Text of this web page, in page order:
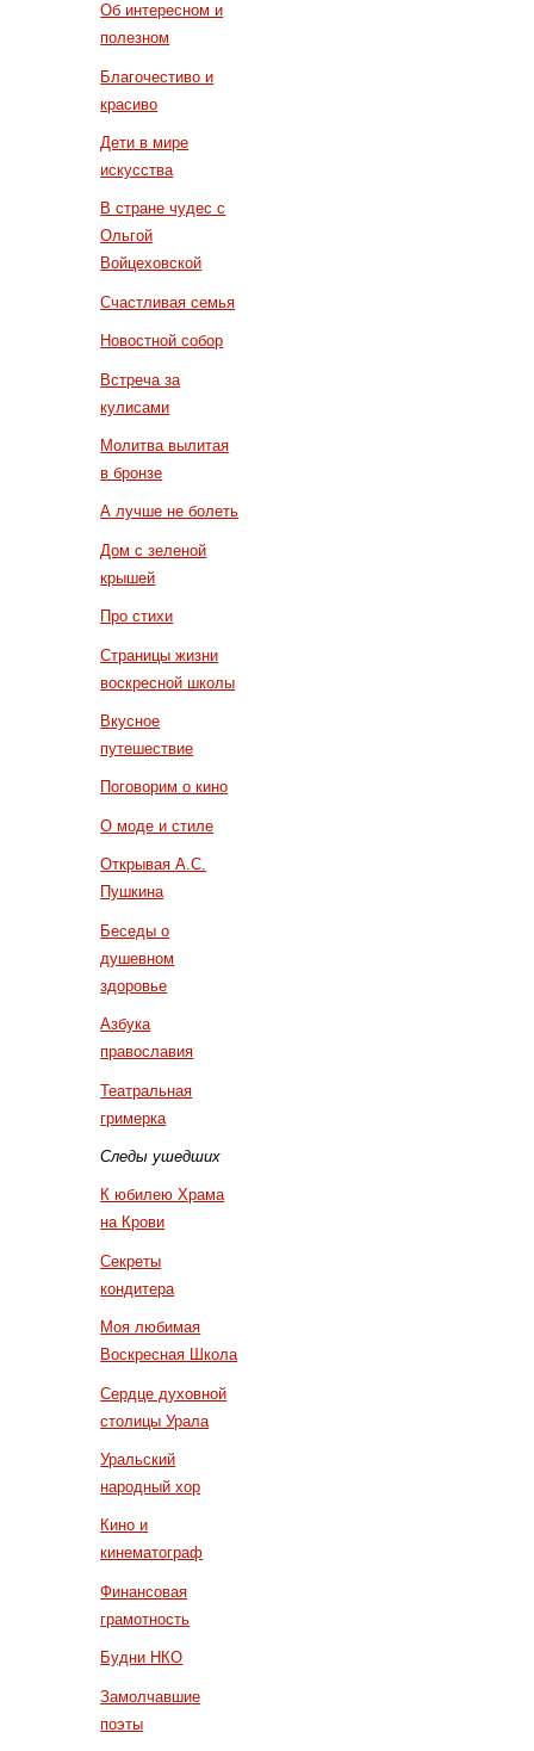
Об интересном и
полезном
Благочестиво и
красиво
Дети в мире
искусства
В стране чудес с
Ольгой
Войцеховской
Счастливая семья
Новостной собор
Встреча за
кулисами
Молитва вылитая
в бронзе
А лучше не болеть
Дом с зеленой
крышей
Про стихи
Страницы жизни
воскресной школы
Вкусное
путешествие
Поговорим о кино
О моде и стиле
Открывая А.С.
Пушкина
Беседы о
душевном
здоровье
Азбука
православия
Театральная
гримерка
Следы ушедших
К юбилею Храма
на Крови
Секреты
кондитера
Моя любимая
Воскресная Школа
Сердце духовной
столицы Урала
Уральский
народный хор
Кино и
кинематограф
Финансовая
грамотность
Будни НКО
Замолчавшие
поэты